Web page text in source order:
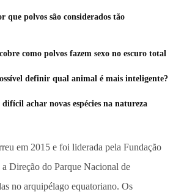
que polvos são considerados tão
como polvos fazem sexo no escuro total
definir qual animal é mais inteligente?
achar novas espécies na natureza
em 2015 e foi liderada pela Fundação
Direção do Parque Nacional de
no arquipélago equatoriano. Os